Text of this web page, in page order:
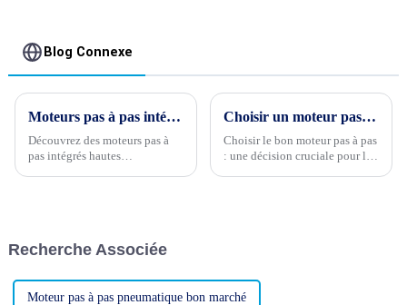
Blog Connexe
Moteurs pas à pas intégrés hautes performances : solutions de contrôle de mouvement de précision
Découvrez des moteurs pas à
pas intégrés hautes
haute précision Haisheng
Choisir un moteur pas à pas de qualité est la question la plus importante pour vos produits électriques
Choisir le bon moteur pas à pas
: une décision cruciale pour le
Recherche Associée
Moteur pas à pas pneumatique bon marché